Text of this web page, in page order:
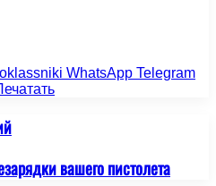
WhatsApp Telegram
вашего пистолета